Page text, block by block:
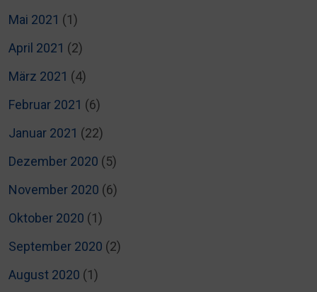
Mai 2021 (1)
April 2021 (2)
März 2021 (4)
Februar 2021 (6)
Januar 2021 (22)
Dezember 2020 (5)
November 2020 (6)
Oktober 2020 (1)
September 2020 (2)
August 2020 (1)